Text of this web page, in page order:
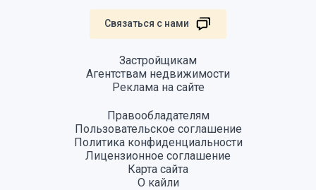
Связаться с нами
Застройщикам
Агентствам недвижимости
Реклама на сайте
Правообладателям
Пользовательское соглашение
Политика конфиденциальности
Лицензионное соглашение
Карта сайта
О кайли